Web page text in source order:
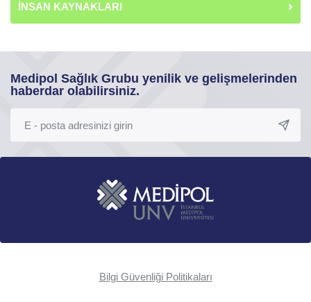
İNSAN KAYNAKLARI
Medipol Sağlık Grubu yenilik ve gelişmelerinden
haberdar olabilirsiniz.
Bilgi Güvenliği Politikaları